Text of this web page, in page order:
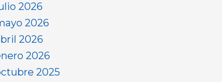
2026
2026
2026
2026
2025